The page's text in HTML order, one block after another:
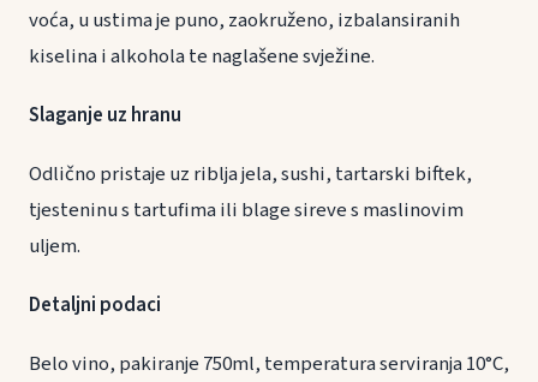
voća, u ustima je puno, zaokruženo, izbalansiranih
kiselina i alkohola te naglašene svježine.
Slaganje uz hranu
Odlično pristaje uz riblja jela, sushi, tartarski biftek,
tjesteninu s tartufima ili blage sireve s maslinovim
uljem.
Detaljni podaci
Belo vino, pakiranje 750ml, temperatura serviranja 10°C,